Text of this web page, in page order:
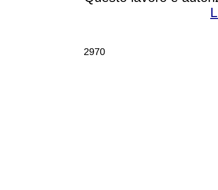
2970